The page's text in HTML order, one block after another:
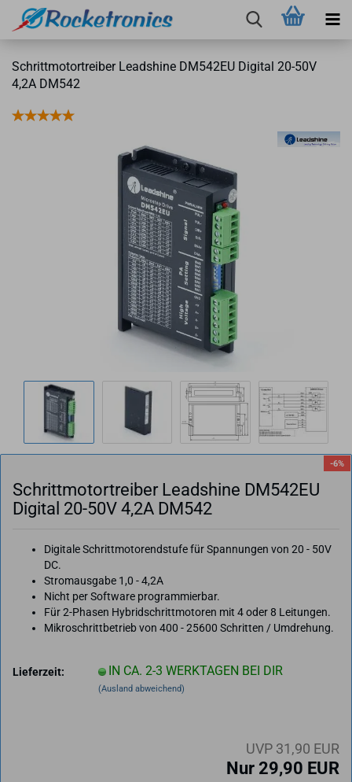
Schritt­mo­tor­trei­ber Leadshi­ne DM542EU Di­gi­tal 20-​50V
4,2A DM542
-6%
Schritt­mo­tor­trei­ber Leadshi­ne DM542EU
Di­gi­tal 20-​50V 4,2A DM542
Digitale Schrittmotorendstufe für Spannungen von 20 - 50V
DC.
Stromausgabe 1,0 - 4,2A
Nicht per Software programmierbar.
Für 2-Phasen Hybridschrittmotoren mit 4 oder 8 Leitungen.
Mikroschrittbetrieb von 400 - 25600 Schritten / Umdrehung.
Lieferzeit: IN CA. 2-3 WERKTAGEN BEI DIR
(Ausland abweichend)
UVP 31,90 EUR
Nur 29,90 EUR